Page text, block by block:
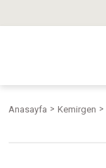
Anasayfa Kemirgen